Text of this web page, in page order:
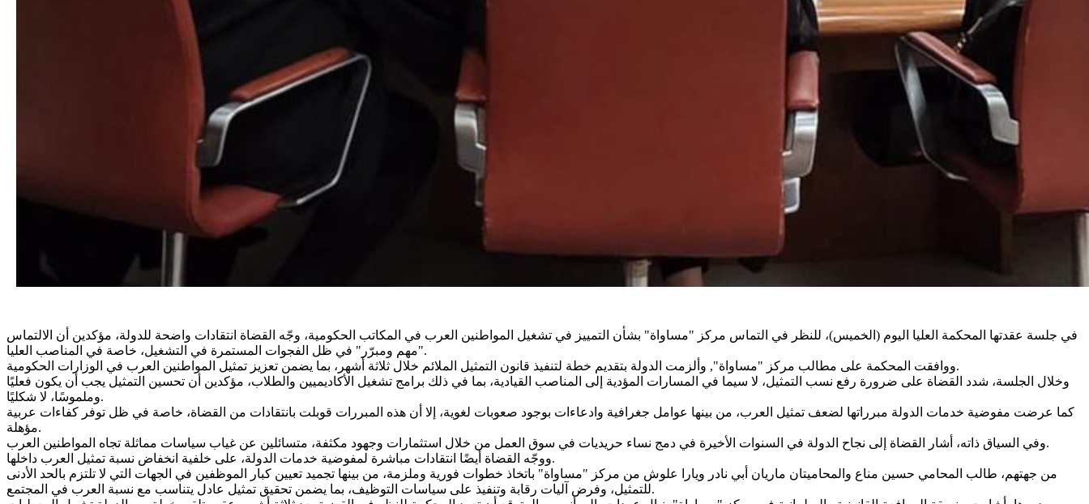
في جلسة عقدتها المحكمة العليا اليوم (الخميس)، للنظر في التماس مركز "مساواة" بشأن التمييز في تشغيل المواطنين العرب في المكاتب الحكومية، وجّه القضاة انتقادات واضحة للدولة، مؤكدين أن الالتماس
"مهم ومبرّر" في ظل الفجوات المستمرة في التشغيل، خاصة في المناصب العليا.
ووافقت المحكمة على مطالب مركز "مساواة", وألزمت الدولة بتقديم خطة لتنفيذ قانون التمثيل الملائم خلال ثلاثة أشهر، بما يضمن تعزيز تمثيل المواطنين العرب في الوزارات الحكومية.
وخلال الجلسة، شدد القضاة على ضرورة رفع نسب التمثيل، لا سيما في المسارات المؤدية إلى المناصب القيادية، بما في ذلك برامج تشغيل الأكاديميين والطلاب، مؤكدين أن تحسين التمثيل يجب أن يكون فعليًا
وملموسًا، لا شكليًا.
كما عرضت مفوضية خدمات الدولة مبرراتها لضعف تمثيل العرب، من بينها عوامل جغرافية وادعاءات بوجود صعوبات لغوية، إلا أن هذه المبررات قوبلت بانتقادات من القضاة، خاصة في ظل توفر كفاءات عربية
مؤهلة.
وفي السياق ذاته، أشار القضاة إلى نجاح الدولة في السنوات الأخيرة في دمج نساء حريديات في سوق العمل من خلال استثمارات وجهود مكثفة، متسائلين عن غياب سياسات مماثلة تجاه المواطنين العرب.
ووجّه القضاة أيضًا انتقادات مباشرة لمفوضية خدمات الدولة، على خلفية انخفاض نسبة تمثيل العرب داخلها.
من جهتهم، طالب المحامي حسين مناع والمحاميتان ماريان أبي نادر ويارا علوش من مركز "مساواة" باتخاذ خطوات فورية وملزمة، من بينها تجميد تعيين كبار الموظفين في الجهات التي لا تلتزم بالحد الأدنى
للتمثيل، وفرض آليات رقابة وتنفيذ على سياسات التوظيف، بما يضمن تحقيق تمثيل عادل يتناسب مع نسبة العرب في المجتمع.